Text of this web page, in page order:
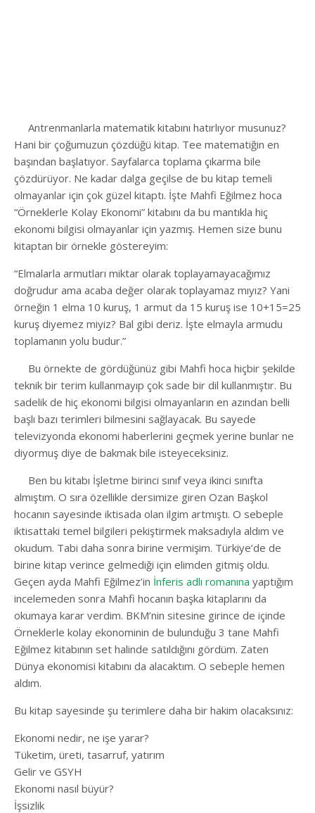
Antrenmanlarla matematik kitabını hatırlıyor musunuz?
Hani bir çoğumuzun çözdüğü kitap. Tee matematiğin en
başından başlatıyor. Sayfalarca toplama çıkarma bile
çözdürüyor. Ne kadar dalga geçilse de bu kitap temeli
olmayanlar için çok güzel kitaptı. İşte Mahfi Eğilmez hoca
“Örneklerle Kolay Ekonomi” kitabını da bu mantıkla hiç
ekonomi bilgisi olmayanlar için yazmış. Hemen size bunu
kitaptan bir örnekle göstereyim:
“Elmalarla armutları miktar olarak toplayamayacağımız
doğrudur ama acaba değer olarak toplayamaz mıyız? Yani
örneğin 1 elma 10 kuruş, 1 armut da 15 kuruş ise 10+15=25
kuruş diyemez miyiz? Bal gibi deriz. İşte elmayla armudu
toplamanın yolu budur.”
Bu örnekte de gördüğünüz gibi Mahfi hoca hiçbir şekilde
teknik bir terim kullanmayıp çok sade bir dil kullanmıştır. Bu
sadelik de hiç ekonomi bilgisi olmayanların en azından belli
başlı bazı terimleri bilmesini sağlayacak. Bu sayede
televizyonda ekonomi haberlerini geçmek yerine bunlar ne
diyormuş diye de bakmak bile isteyeceksiniz.
Ben bu kitabı İşletme birinci sınıf veya ikinci sınıfta
almıştım. O sıra özellikle dersimize giren Ozan Başkol
hocanın sayesinde iktisada olan ilgim artmıştı. O sebeple
iktisattaki temel bilgileri pekiştirmek maksadıyla aldım ve
okudum. Tabi daha sonra birine vermişim. Türkiye’de de
birine kitap verince gelmediği için elimden gitmiş oldu.
Geçen ayda Mahfi Eğilmez’in İnferis adlı romanına yaptığım
incelemeden sonra Mahfi hocanın başka kitaplarını da
okumaya karar verdim. BKM’nin sitesine girince de içinde
Örneklerle kolay ekonominin de bulunduğu 3 tane Mahfi
Eğilmez kitabının set halinde satıldığını gördüm. Zaten
Dünya ekonomisi kitabını da alacaktım. O sebeple hemen
aldım.
Bu kitap sayesinde şu terimlere daha bir hakim olacaksınız:
Ekonomi nedir, ne işe yarar?
Tüketim, üreti, tasarruf, yatırım
Gelir ve GSYH
Ekonomi nasıl büyür?
İşsizlik